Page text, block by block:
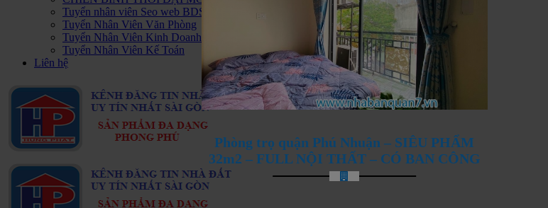
Tuyển nhân viên Seo web BDS
Tuyển Nhân Viên Văn Phòng
Tuyển Nhân Viên Kinh Doanh BDS
Tuyển Nhân Viên Kế Toán
Liên hệ
Phòng trọ quận Phú Nhuận – SIÊU PHẨM
32m2 – FULL NỘI THẤT – CÓ BAN CÔNG